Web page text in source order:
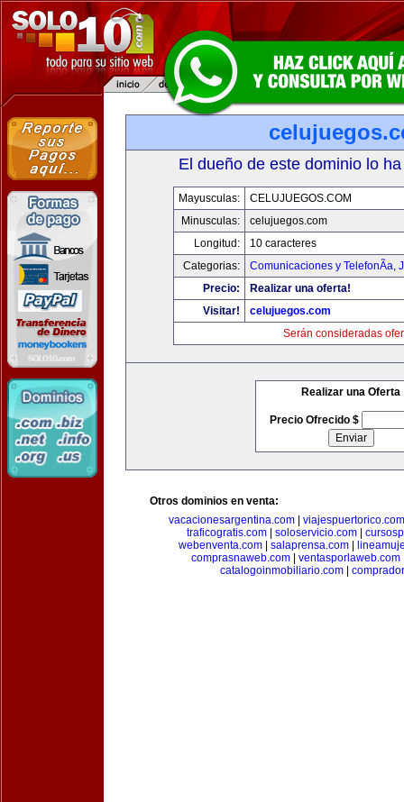
El dueño de este dominio lo
Mayusculas:
CELUJUEGOS.COM
Minusculas:
celujuegos.com
Longitud:
10 caracteres
Categorias:
Comunicaciones y TelefonÃ­a,
Precio:
Realizar una oferta!
Visitar!
celujuegos.com
Serán consideradas
Realizar una Oferta
Precio Ofrecido $
Otros dominios en venta:
vacacionesargentina.com
viajespuertorico.com
traficogratis.com| soloservicio.com|
webenventa.com
salaprensa.com
comprasnaweb.com
ventasporlaweb.com
catalogoinmobiliario.com|